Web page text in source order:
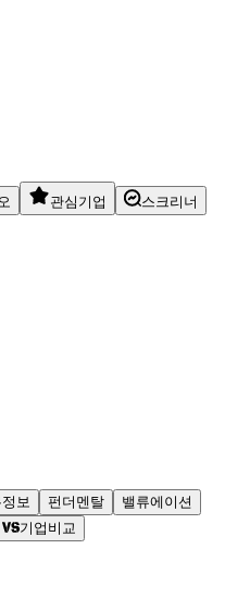
관심기업
스크리너
보 펀더멘탈
밸류에이션
기업비교